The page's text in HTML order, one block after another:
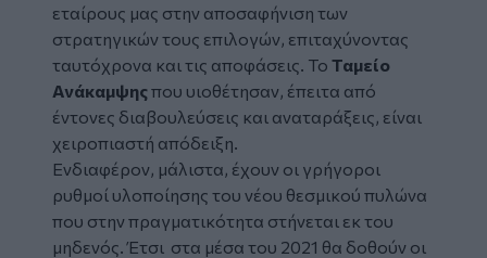
εταίρους μας στην αποσαφήνιση των
στρατηγικών τους επιλογών, επιταχύνοντας
ταυτόχρονα και τις αποφάσεις. Το Ταμείο
Ανάκαμψηςπου υιοθέτησαν, έπειτα από
έντονες διαβουλεύσεις και αναταράξεις, είναι
χειροπιαστή απόδειξη.
Ενδιαφέρον, μάλιστα, έχουν οι γρήγοροι
ρυθμοί υλοποίησης του νέου θεσμικού πυλώνα
που στην πραγματικότητα στήνεται εκ του
μηδενός. Έτσι στα μέσα του 2021 θα δοθούν οι